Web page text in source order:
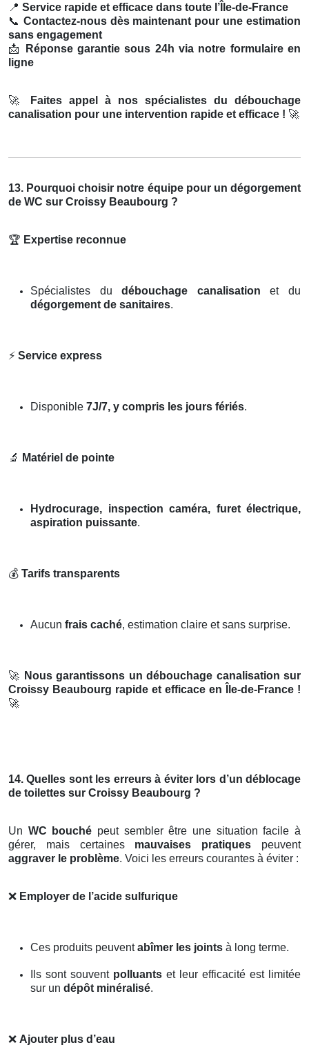
📍 Service rapide et efficace dans toute l’Île-de-France
📞 Contactez-nous dès maintenant pour une estimation
sans engagement
📩
Réponse garantie sous 24h via notre formulaire en
ligne
🚀
Faites appel à nos spécialistes du débouchage
canalisation pour une intervention rapide et efficace ! 🚀
13. Pourquoi choisir notre équipe pour un dégorgement
de WC sur Croissy Beaubourg ?
🏆 Expertise reconnue
Spécialistes dudébouchage canalisation et du
dégorgement de sanitaires.
⚡ Service express
Disponible 7J/7, y compris les jours fériés.
🔬 Matériel de pointe
Hydrocurage, inspection caméra, furet électrique,
aspiration puissante.
💰 Tarifs transparents
Aucun frais caché, estimation claire et sans surprise.
🚀 Nous garantissons un débouchage canalisation sur
Croissy Beaubourg rapide et efficace en Île-de-France !
🚀
14. Quelles sont les erreurs à éviter lors d’un déblocage
de toilettes sur Croissy Beaubourg ?
Un WC bouché peut sembler être une situation facile à
gérer, mais certaines mauvaises pratiques peuvent
aggraver le problème. Voici les erreurs courantes à éviter :
❌ Employer de l’acide sulfurique
Ces produits peuventabîmer les joints à long terme.
Ils sont souvent polluants et leur efficacité est limitée
sur un dépôt minéralisé.
❌ Ajouter plus d’eau